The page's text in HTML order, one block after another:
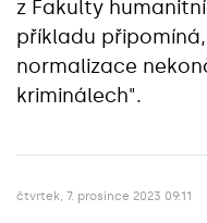
z Fakulty
příkladu
normalizace
kriminálech".
čtvrtek, 7. prosince 2023 09:11